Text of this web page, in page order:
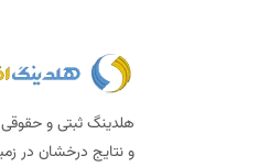
و نتایج درخشان در